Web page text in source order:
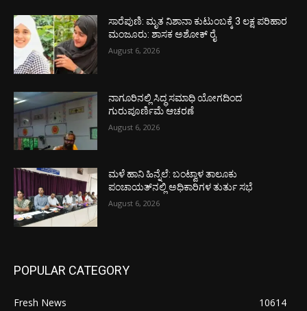
ಸಾರೆಪುಣಿ: ಮೃತ ನಿಶಾನಾ ಕುಟುಂಬಕ್ಕೆ 3 ಲಕ್ಷ ಪರಿಹಾರ
ಮಂಜೂರು: ಶಾಸಕ ಅಶೋಕ್ ರೈ
August 6, 2026
ನಾಗೂರಿನಲ್ಲಿ ಸಿದ್ಧ ಸಮಾಧಿ ಯೋಗದಿಂದ
ಗುರುಪೂರ್ಣಿಮೆ ಆಚರಣೆ
August 6, 2026
ಮಳೆ ಹಾನಿ ಹಿನ್ನೆಲೆ: ಬಂಟ್ವಾಳ ತಾಲೂಕು
ಪಂಚಾಯತ್‌ನಲ್ಲಿ ಅಧಿಕಾರಿಗಳ ತುರ್ತು ಸಭೆ
August 6, 2026
POPULAR CATEGORY
Fresh News
10614